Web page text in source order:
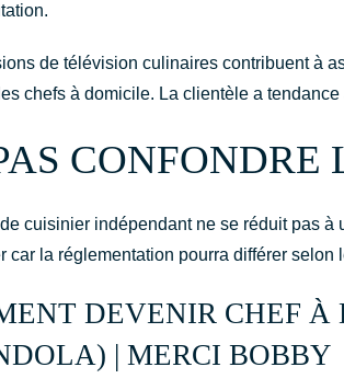
de télévision culinaires contribuent à
chefs à domicile. La clientèle a
CONFONDRE
cuisinier indépendant ne se réduit pas
car la réglementation pourra différer selon
DEVENIR CHEF
| MERCI BOBBY